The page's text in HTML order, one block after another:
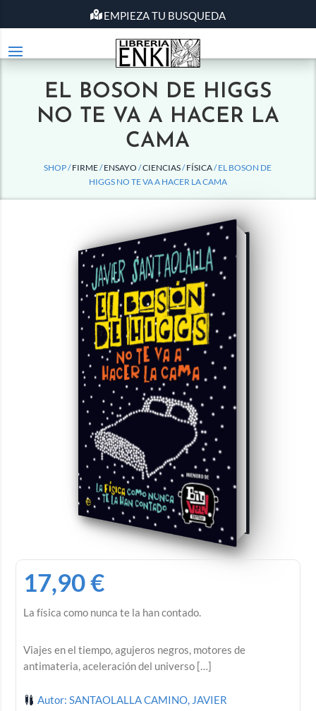
EMPIEZA TU BUSQUEDA
EL BOSON DE HIGGS
NO TE VA A HACER LA
CAMA
SHOP /FIRME/ENSAYO /CIENCIAS/FÍSICA/ EL BOSON DE
HIGGS NO TE VA A HACER LA CAMA
17,90€
La física como nunca te la han contado.
Viajes en el tiempo, agujeros negros, motores de
antimateria, aceleración del universo […]
Autor: SANTAOLALLA CAMINO, JAVIER